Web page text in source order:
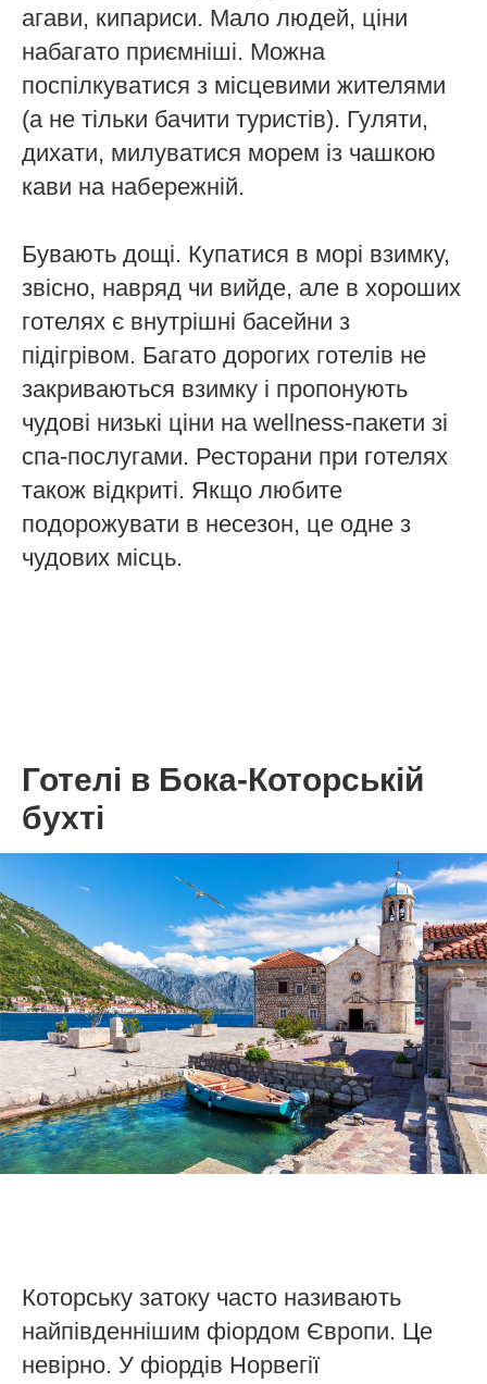
агави, кипариси. Мало людей, ціни
набагато приємніші. Можна
поспілкуватися з місцевими жителями
(а не тільки бачити туристів). Гуляти,
дихати, милуватися морем із чашкою
кави на набережній.
Бувають дощі. Купатися в морі взимку,
звісно, навряд чи вийде, але в хороших
готелях є внутрішні басейни з
підігрівом. Багато дорогих готелів не
закриваються взимку і пропонують
чудові низькі ціни на wellness-пакети зі
спа-послугами. Ресторани при готелях
також відкриті. Якщо любите
подорожувати в несезон, це одне з
чудових місць.
Готелі в Бока-Которській
бухті
Которську затоку часто називають
найпівденнішим фіордом Європи. Це
невірно. У фіордів Норвегії